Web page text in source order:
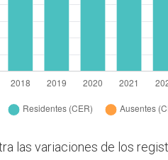
las variaciones de los